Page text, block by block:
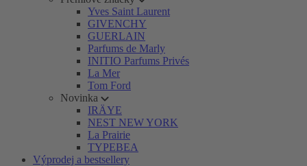
Yves Saint Laurent
GIVENCHY
GUERLAIN
Parfums de Marly
INITIO Parfums Privés
La Mer
Tom Ford
Novinka
IRÄYE
NEST NEW YORK
La Prairie
TYPEBEA
Výprodej a bestsellery